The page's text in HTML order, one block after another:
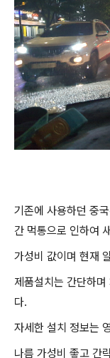
기존에 사용하던 중
간 먹통으로 인하여
가성비 값이며 현재
제품설치는 간단하
다.
자세한 설치 정보는
나름 가성비 좋고 간